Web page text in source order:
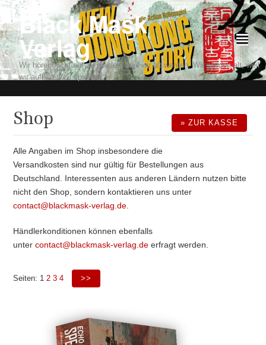
Black Mask
Verlag
Wir hören nicht auf zu spielen, weil wir alt werden. Wir werden alt, weil
wir aufhören zu spielen.
²
» ZUR KASSE
Shop
Alle Angaben im Shop insbesondere die
Versandkosten sind nur gültig für Bestellungen aus
Deutschland. Interessenten aus anderen Ländern nutzen bitte
nicht den Shop, sondern kontaktieren uns unter
contact@blackmask-verlag.de
Händlerkonditionen können ebenfalls
unter contact@blackmask-verlag.de erfragt werden.
Seiten: 1 2 3 4 >>